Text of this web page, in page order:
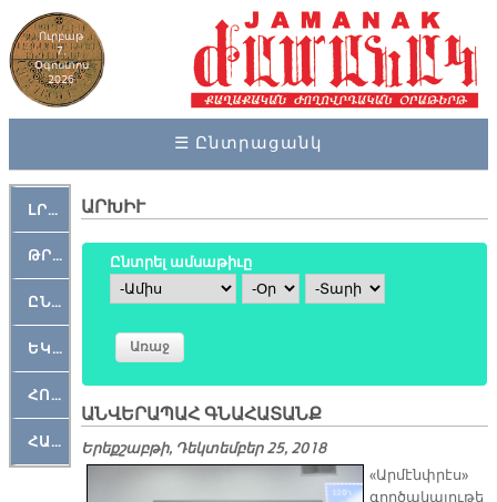
Ուրբաթ
7,
Օգոստոս
2026
☰ Ընտրացանկ
ԼՐԱՀՈՍ
ԹՐՔԱՀԱՅ ԿԵԱՆՔ
ԸՆԿԵՐԱՄՇԱԿՈՒԹԱՅԻՆ
ԵԿԵՂԵՑԱԿԱՆ
ՀՈԳԵՄՏԱՒՈՐ
ՀԱՐԹԱԿ
ԱՐԽԻՒ
Ընտրել ամսաթիւը
Ամիս
Օր Տարի
ԱՆՎԵՐԱՊԱՀ ԳՆԱՀԱՏԱՆՔ
Երեքշաբթի, Դեկտեմբեր 25, 2018
«Արմէնփրէս»
գործակալութե